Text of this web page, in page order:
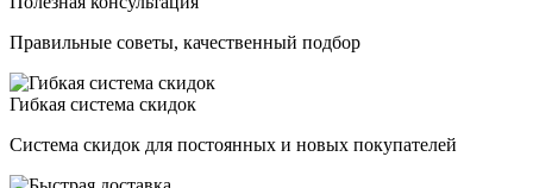
Правильные советы, качественный подбор
Гибкая система скидок
Система скидок для постоянных и новых покупателей